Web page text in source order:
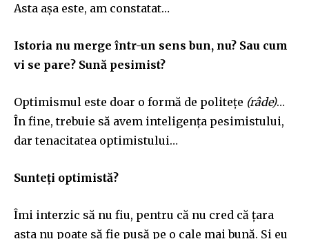
Asta așa este, am constatat…
Istoria nu merge într-un sens bun, nu? Sau cum
vi se pare? Sună pesimist?
Optimismul este doar o formă de politețe (râde)…
În fine, trebuie să avem inteligența pesimistului,
dar tenacitatea optimistului…
Sunteți optimistă?
Îmi interzic să nu fiu, pentru că nu cred că țara
asta nu poate să fie pusă pe o cale mai bună. Și eu